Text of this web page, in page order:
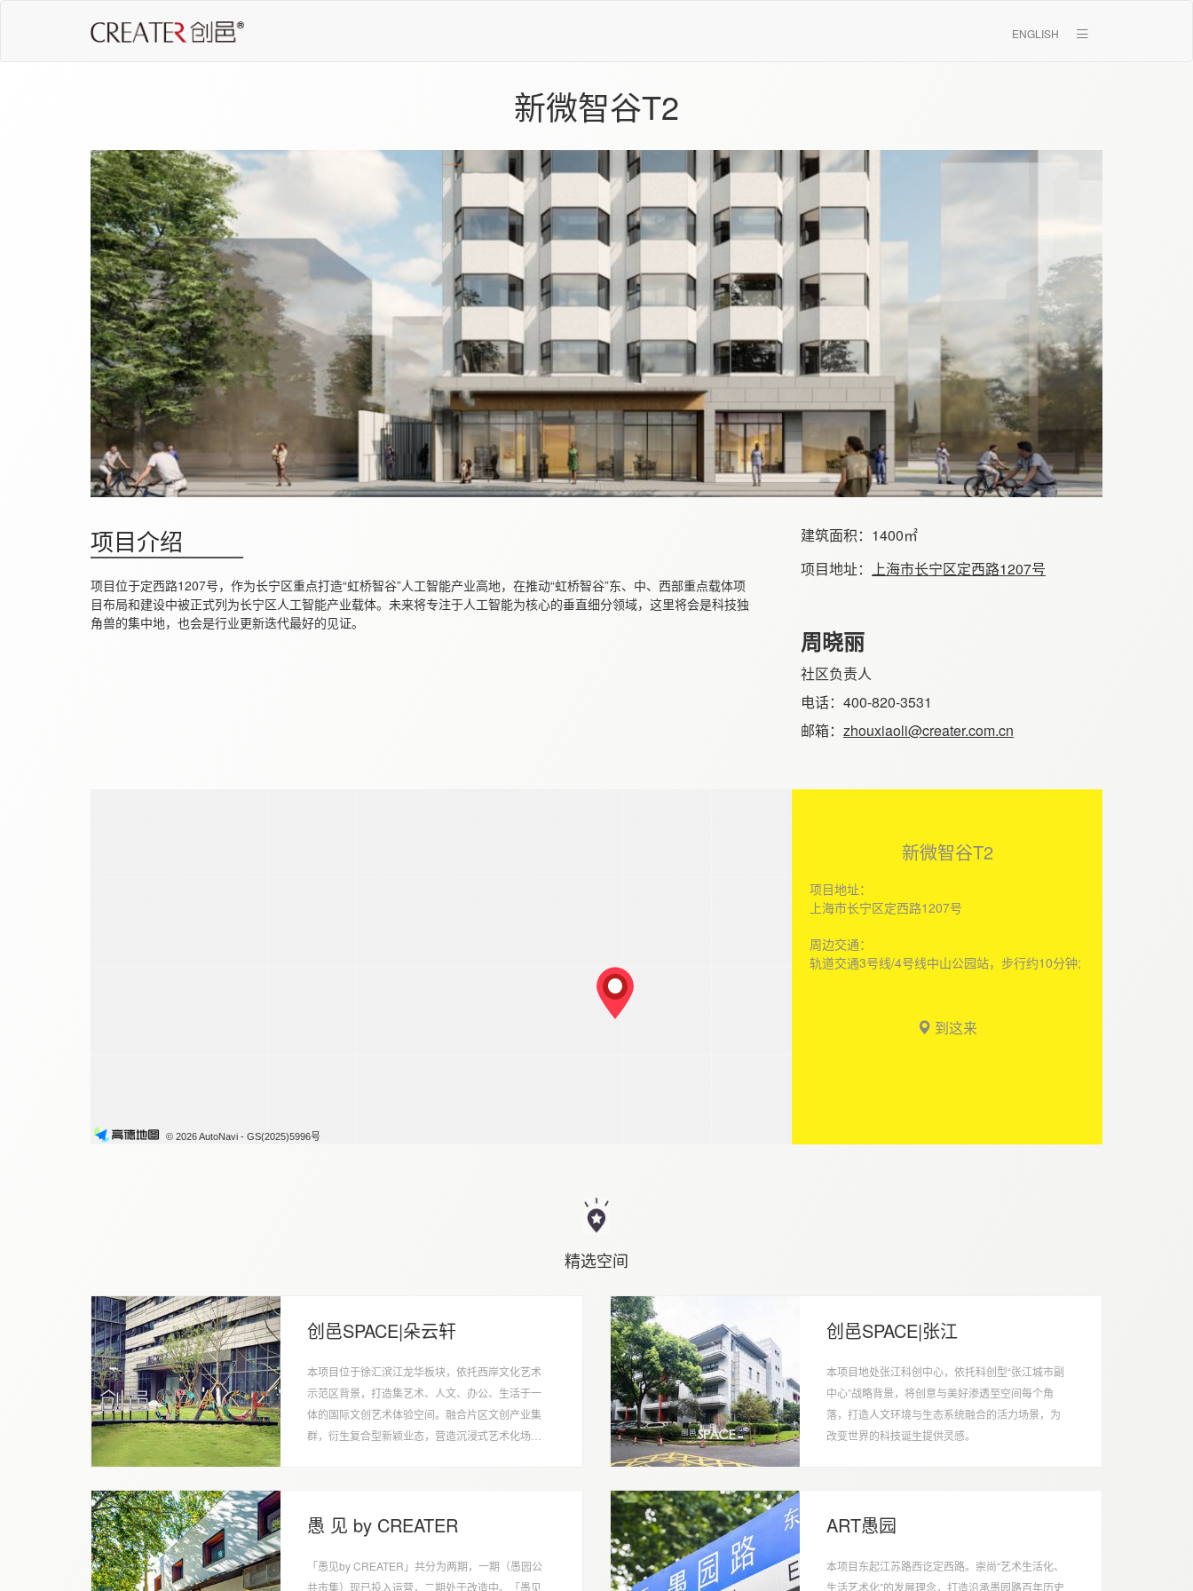
ENGLISH
新微智谷T2
项目介绍
项目位于定西路1207号，作为长宁区重点打造“虹桥智谷”人工智能产业高地，在推动“虹桥智谷”东、中、西部重点载体项
目布局和建设中被正式列为长宁区人工智能产业载体。未来将专注于人工智能为核心的垂直细分领域，这里将会是科技独
角兽的集中地，也会是行业更新迭代最好的见证。
建筑面积： 1400㎡
项目地址： 上海市长宁区定西路1207号
周晓丽
社区负责人
电话：400-820-3531
邮箱： zhouxiaoli@creater.com.cn
© 2026 AutoNavi - GS(2025)5996号
新微智谷T2
项目地址：
上海市长宁区定西路1207号
周边交通：
轨道交通3号线/4号线中山公园站，步行约10分钟;
到这来
精选空间
创邑SPACE|朵云轩
本项目位于徐汇滨江龙华板块，依托西岸文化艺术
示范区背景，打造集艺术、人文、办公、生活于一
体的国际文创艺术体验空间。融合片区文创产业集
群，衍生复合型新颖业态，营造沉浸式艺术化场
创邑SPACE|张江
本项目地处张江科创中心，依托科创型“张江城市副
中心”战略背景，将创意与美好渗透至空间每个角
落，打造人文环境与生态系统融合的活力场景，为
改变世界的科技诞生提供灵感。
愚 见 by CREATER
「愚见by CREATER」共分为两期，一期（愚园公
共市集）现已投入运营，二期处于改造中。「愚见
ART愚园
本项目东起江苏路西讫定西路。崇尚“艺术生活化、
生活艺术化”的发展理念，打造沿承愚园路百年历史